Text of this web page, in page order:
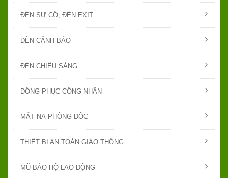
ĐÈN SỰ CỐ, ĐÈN EXIT
ĐÈN CẢNH BÁO
ĐÈN CHIẾU SÁNG
ĐỒNG PHỤC CÔNG NHÂN
MẶT NẠ PHÒNG ĐỘC
THIẾT BỊ AN TOÀN GIAO THÔNG
MŨ BẢO HỘ LAO ĐỘNG